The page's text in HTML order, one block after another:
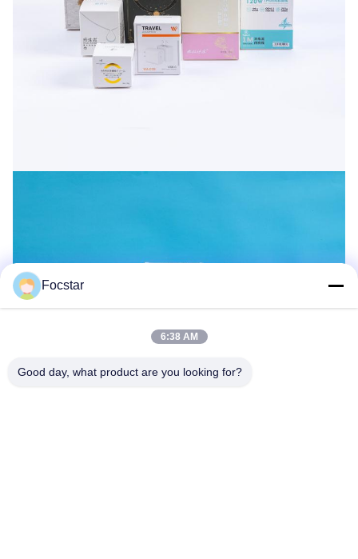
Focstar
6:38 AM
Good day, what product are you looking for?